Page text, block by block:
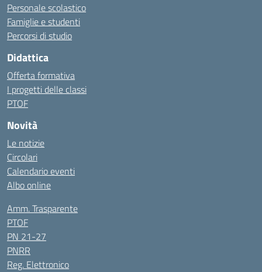
Personale scolastico
Famiglie e studenti
Percorsi di studio
Didattica
Offerta formativa
I progetti delle classi
PTOF
Novità
Le notizie
Circolari
Calendario eventi
Albo online
Amm. Trasparente
PTOF
PN 21-27
PNRR
Reg. Elettronico